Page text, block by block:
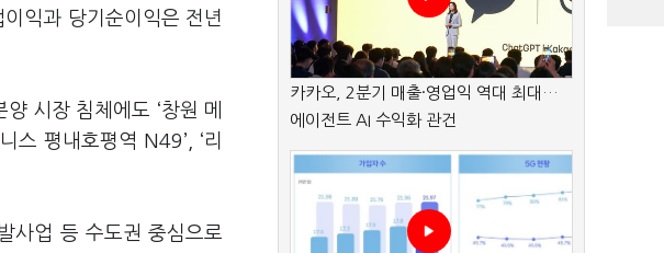
익과 당기순이익은 전년
시장 침체에도 ‘창원 메
스 평내호평역 N49’, ‘리
사업 등 수도권 중심으로
카카오, 2분기 매출·영업익 역대 최대…
에이전트 AI 수익화 관건